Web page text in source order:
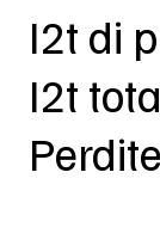
I2t di
I2t